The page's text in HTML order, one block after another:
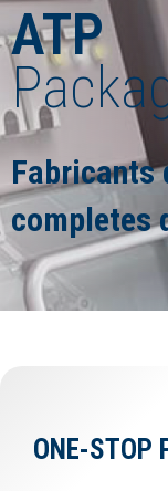
ATP
Fabricants
completes
ONE-STOP